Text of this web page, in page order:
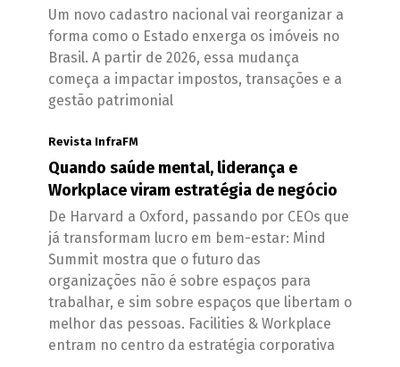
Um novo cadastro nacional vai reorganizar a
forma como o Estado enxerga os imóveis no
Brasil. A partir de 2026, essa mudança
começa a impactar impostos, transações e a
gestão patrimonial
Revista InfraFM
Quando saúde mental, liderança e
Workplace viram estratégia de negócio
De Harvard a Oxford, passando por CEOs que
já transformam lucro em bem-estar: Mind
Summit mostra que o futuro das
organizações não é sobre espaços para
trabalhar, e sim sobre espaços que libertam o
melhor das pessoas. Facilities & Workplace
entram no centro da estratégia corporativa